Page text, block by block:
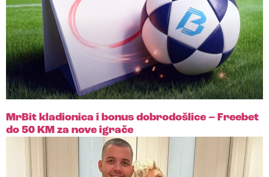
MrBit kladionica i bonus dobrodošlice – Freebet
do 50 KM za nove igrače